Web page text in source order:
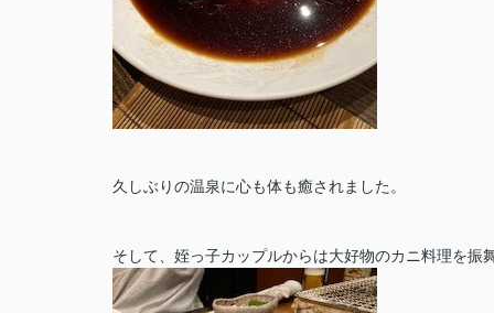
久しぶりの温泉に心も体も癒されました。
そして、姪っ子カップルからは大好物のカニ料理を振